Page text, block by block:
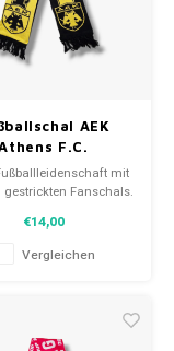
AEK
F.C.
mit
gestrickten Fanschals.
jedes erzählt
Wähle aus
und neuen Schals
Quelle für einzigartige
Fanschals!
€14,00
Vergleichen